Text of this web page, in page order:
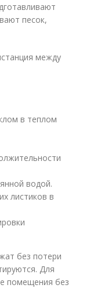
песок,
между
в теплом
водой.
листиков в
без потери
Для
помещения без